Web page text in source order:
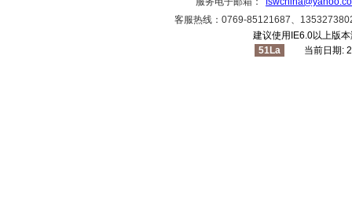
客服热线：0769-85121687、
建议使用IE6.0以上版
51La
当前日期: